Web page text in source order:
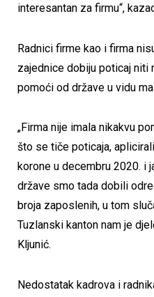
interesantan za firmu“,
Radnici firme kao i firma
zajednice dobiju poticaj niti
pomoći od države u vidu
„Firma nije imala nikakvu
što se tiče poticaja,
korone u decembru 2020. i
države smo tada dobili
broja zaposlenih, u tom
Tuzlanski kanton nam je
Kljunić.
Nedostatak kadrova i